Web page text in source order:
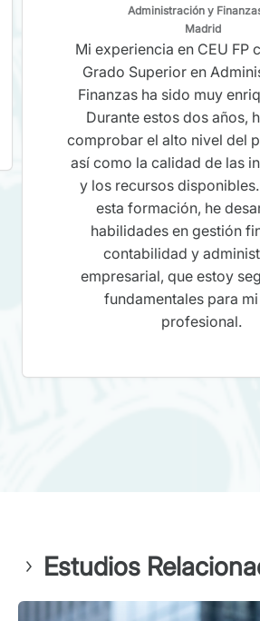
Administración y
Madrid
Mi experiencia en CEU FP
Grado Superior en
Finanzas ha sido muy
Durante estos dos años,
comprobar el alto nivel del
así como la calidad de las
y los recursos
esta formación, he
habilidades en gestión
contabilidad y
empresarial, que estoy
fundamentales para
profesional.
Estudios